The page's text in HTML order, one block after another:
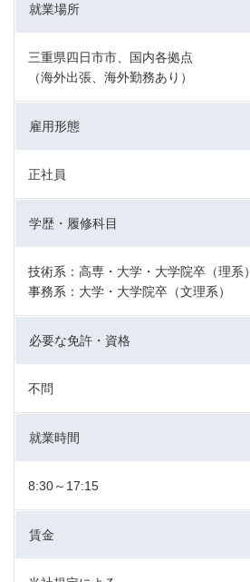
就業場所
三重県四日市市、国内各拠点
（海外出張、海外勤務あり）
雇用形態
正社員
学歴・履修科目
技術系：高専・大学・大学院卒（理系）
事務系：大学・大学院卒（文理系）
必要な免許・資格
不問
就業時間
8:30～17:15
賃金